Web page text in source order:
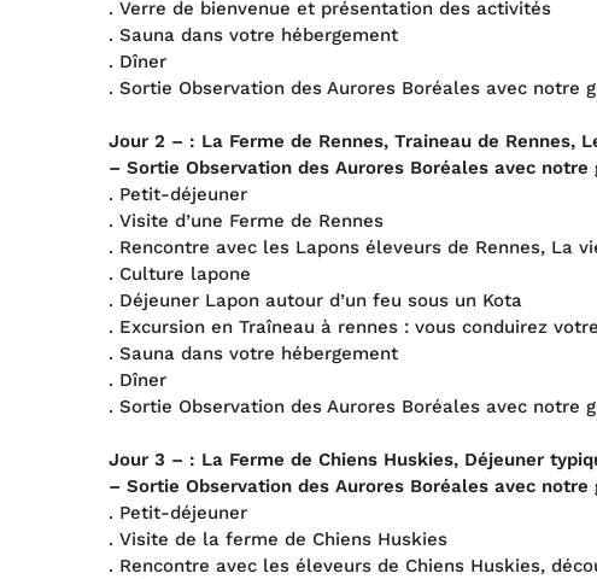
. Verre de bienvenue et présentation des activités
. Sauna dans votre hébergement
. Dîner
. Sortie Observation des Aurores Boréales avec notre
Jour 2 – : La Ferme de Rennes, Traineau de Rennes,
– Sortie Observation des Aurores Boréales avec notre
. Petit-déjeuner
. Visite d’une Ferme de Rennes
. Rencontre avec les Lapons éleveurs de Rennes, La
. Culture lapone
. Déjeuner Lapon autour d’un feu sous un Kota
. Excursion en Traîneau à rennes : vous conduirez
. Sauna dans votre hébergement
. Dîner
. Sortie Observation des Aurores Boréales avec notre
Jour 3 – : La Ferme de Chiens Huskies, Déjeuner
– Sortie Observation des Aurores Boréales avec notre
. Petit-déjeuner
. Visite de la ferme de Chiens Huskies
. Rencontre avec les éleveurs de Chiens Huskies,